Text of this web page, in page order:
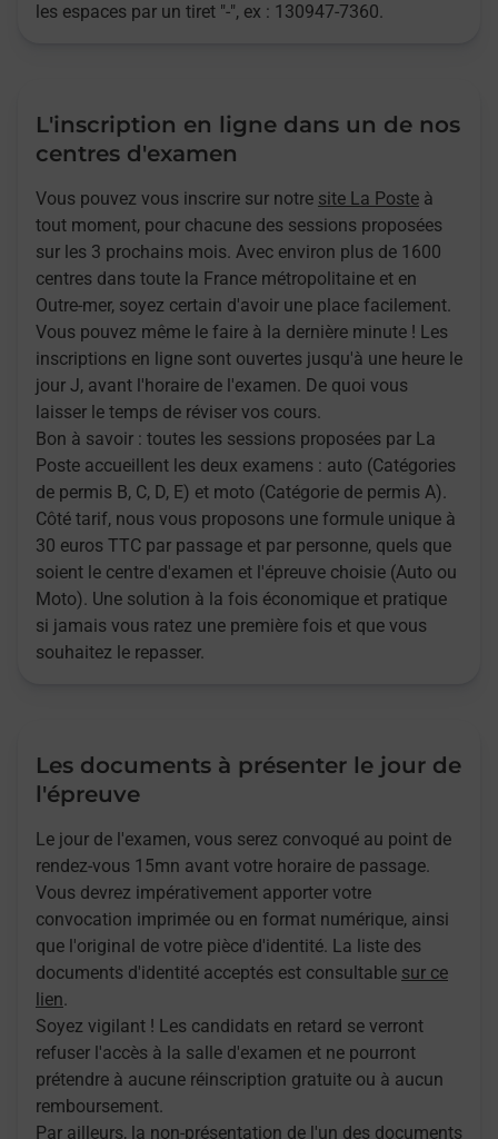
les espaces par un tiret "-", ex : 130947-7360.
L'inscription en ligne dans un de nos
centres d'examen
Vous pouvez vous inscrire sur notre site La Poste à
tout moment, pour chacune des sessions proposées
sur les 3 prochains mois. Avec environ plus de 1600
centres dans toute la France métropolitaine et en
Outre-mer, soyez certain d'avoir une place facilement.
Vous pouvez même le faire à la dernière minute ! Les
inscriptions en ligne sont ouvertes jusqu'à une heure le
jour J, avant l'horaire de l'examen. De quoi vous
laisser le temps de réviser vos cours.
Bon à savoir : toutes les sessions proposées par La
Poste accueillent les deux examens : auto (Catégories
de permis B, C, D, E) et moto (Catégorie de permis A).
Côté tarif, nous vous proposons une formule unique à
30 euros TTC par passage et par personne, quels que
soient le centre d'examen et l'épreuve choisie (Auto ou
Moto). Une solution à la fois économique et pratique
si jamais vous ratez une première fois et que vous
souhaitez le repasser.
Les documents à présenter le jour de
l'épreuve
Le jour de l'examen, vous serez convoqué au point de
rendez-vous 15mn avant votre horaire de passage.
Vous devrez impérativement apporter votre
convocation imprimée ou en format numérique, ainsi
que l'original de votre pièce d'identité. La liste des
documents d'identité acceptés est consultable sur ce
lien.
Soyez vigilant ! Les candidats en retard se verront
refuser l'accès à la salle d'examen et ne pourront
prétendre à aucune réinscription gratuite ou à aucun
remboursement.
Par ailleurs, la non-présentation de l'un des documents